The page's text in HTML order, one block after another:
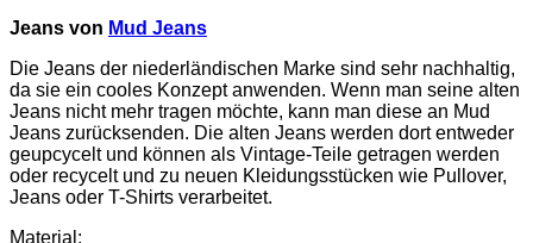
Jeans von Mud Jeans
Die Jeans der niederländischen Marke sind sehr nachhaltig,
da sie ein cooles Konzept anwenden. Wenn man seine alten
Jeans nicht mehr tragen möchte, kann man diese an Mud
Jeans zurücksenden. Die alten Jeans werden dort entweder
geupcycelt und können als Vintage-Teile getragen werden
oder recycelt und zu neuen Kleidungsstücken wie Pullover,
Jeans oder T-Shirts verarbeitet.
Material: